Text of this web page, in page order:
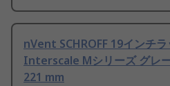
nVent SCHROFF 19インチ
Interscale Mシリーズ グレ
221 mm